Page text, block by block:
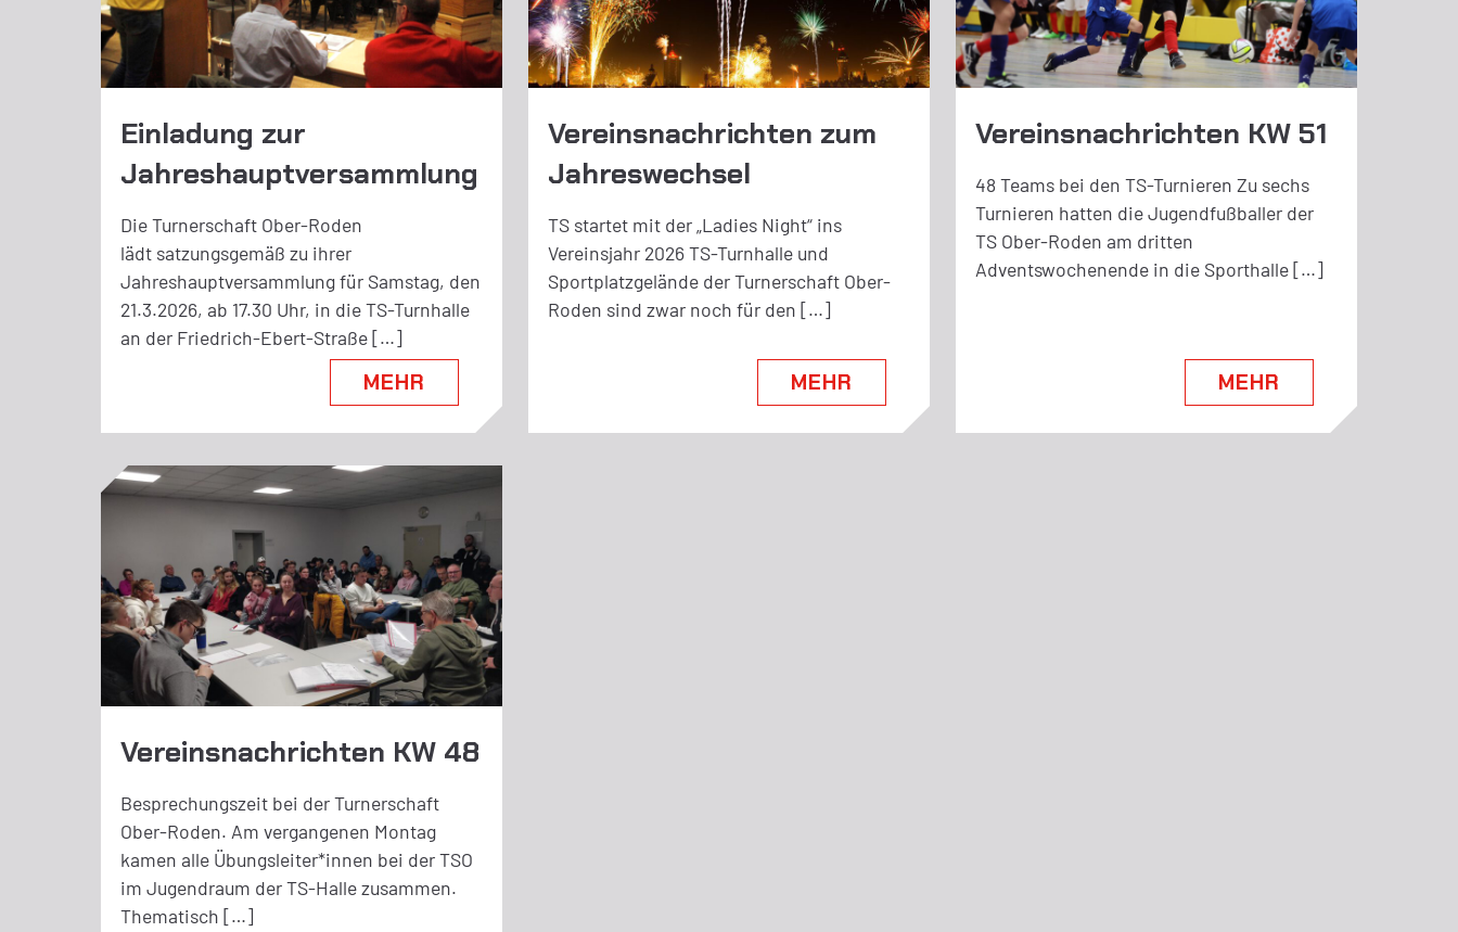
Einladung zur
Jahreshauptversammlung
Die Turnerschaft Ober-Roden
lädt satzungsgemäß zu ihrer
Jahreshauptversammlung für Samstag, den
21.3.2026, ab 17.30 Uhr, in die TS-Turnhalle
an der Friedrich-Ebert-Straße […]
MEHR
Vereinsnachrichten zum
Jahreswechsel
TS startet mit der „Ladies Night“ ins
Vereinsjahr 2026 TS-Turnhalle und
Sportplatzgelände der Turnerschaft Ober-
Roden sind zwar noch für den […]
MEHR
Vereinsnachrichten KW 51
48 Teams bei den TS-Turnieren Zu sechs
Turnieren hatten die Jugendfußballer der
TS Ober-Roden am dritten
Adventswochenende in die Sporthalle […]
MEHR
Vereinsnachrichten KW 48
Besprechungszeit bei der Turnerschaft
Ober-Roden. Am vergangenen Montag
kamen alle Übungsleiter*innen bei der TSO
im Jugendraum der TS-Halle zusammen.
Thematisch […]